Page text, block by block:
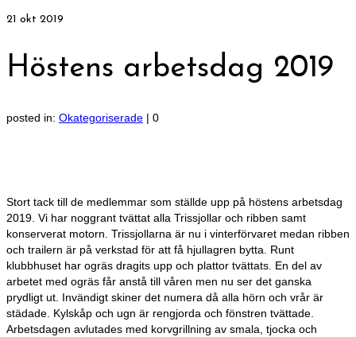
21 okt 2019
Höstens arbetsdag 2019
posted in: Okategoriserade | 0
Stort tack till de medlemmar som ställde upp på höstens arbetsdag
2019. Vi har noggrant tvättat alla Trissjollar och ribben samt
konserverat motorn. Trissjollarna är nu i vinterförvaret medan ribben
och trailern är på verkstad för att få hjullagren bytta. Runt
klubbhuset har ogräs dragits upp och plattor tvättats. En del av
arbetet med ogräs får anstå till våren men nu ser det ganska
prydligt ut. Invändigt skiner det numera då alla hörn och vrår är
städade. Kylskåp och ugn är rengjorda och fönstren tvättade.
Arbetsdagen avlutades med korvgrillning av smala, tjocka och